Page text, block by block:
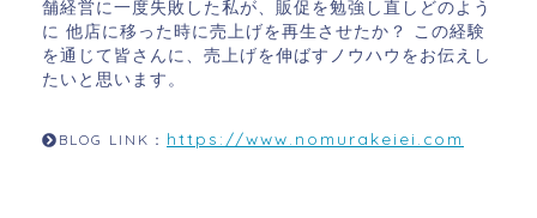
舗経営に一度失敗した私が、販促を勉強し直しどのよう
に 他店に移った時に売上げを再生させたか？ この経験
を通じて皆さんに、売上げを伸ばすノウハウをお伝えし
たいと思います。
BLOG LINK： https://www.nomurakeiei.com